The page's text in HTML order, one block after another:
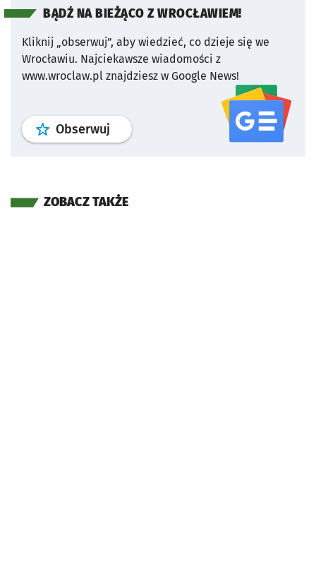
BĄDŹ NA BIEŻĄCO Z WROCŁAWIEM!
Kliknij „obserwuj”, aby wiedzieć, co dzieje się we
Wrocławiu. Najciekawsze wiadomości z
www.wroclaw.pl znajdziesz w Google News!
Obserwuj profil serwisu
ZOBACZ TAKŻE